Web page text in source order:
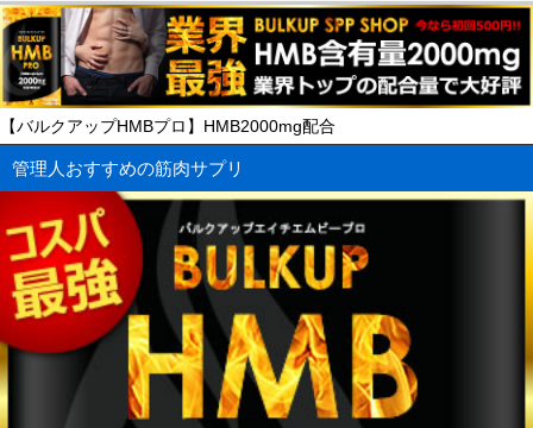
【バルクアップHMBプロ】HMB2000mg配合
管理人おすすめの筋肉サプリ